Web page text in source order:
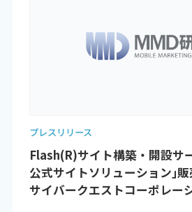
プレスリリース
Flash(R)サイト構築・開設サ
公式サイトソリューション｣
サイバークエストコーポレー